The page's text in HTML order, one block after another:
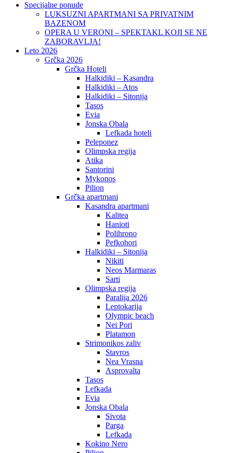
Specijalne ponude
LUKSUZNI APARTMANI SA PRIVATNIM
BAZENOM
OPERA U VERONI – SPEKTAKL KOJI SE NE
ZABORAVLJA!
Leto 2026
Grčka 2026
Grčka Hoteli
Halkidiki – Kasandra
Halkidiki – Atos
Halkidiki – Sitonija
Tasos
Evia
Jonska Obala
Lefkada hoteli
Peleponez
Olimpska regija
Atika
Santorini
Mykonos
Pilion
Grčka apartmani
Kasandra apartmani
Kalitea
Hanioti
Polihrono
Pefkohori
Halkidiki – Sitonija
Nikiti
Neos Marmaras
Sarti
Olimpska regija
Paralija 2026
Leptokarija
Olympic beach
Nei Pori
Platamon
Strimonikos zaliv
Stavros
Nea Vrasna
Asprovalta
Tasos
Lefkada
Evia
Jonska Obala
Sivota
Parga
Lefkada
Kokino Nero